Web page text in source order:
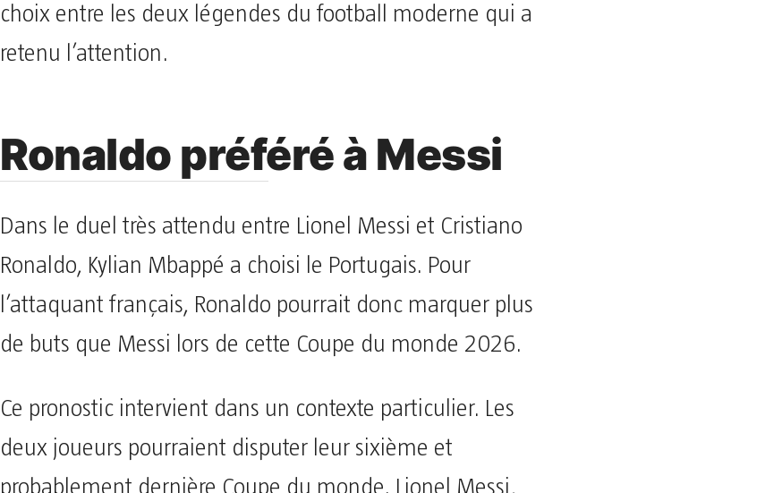
choix entre les deux légendes du football moderne qui a
retenu l’attention.
Ronaldo préféré à Messi
Dans le duel très attendu entre Lionel Messi et Cristiano
Ronaldo, Kylian Mbappé a choisi le Portugais. Pour
l’attaquant français, Ronaldo pourrait donc marquer plus
de buts que Messi lors de cette Coupe du monde 2026.
Ce pronostic intervient dans un contexte particulier. Les
deux joueurs pourraient disputer leur sixième et
probablement dernière Coupe du monde. Lionel Messi,